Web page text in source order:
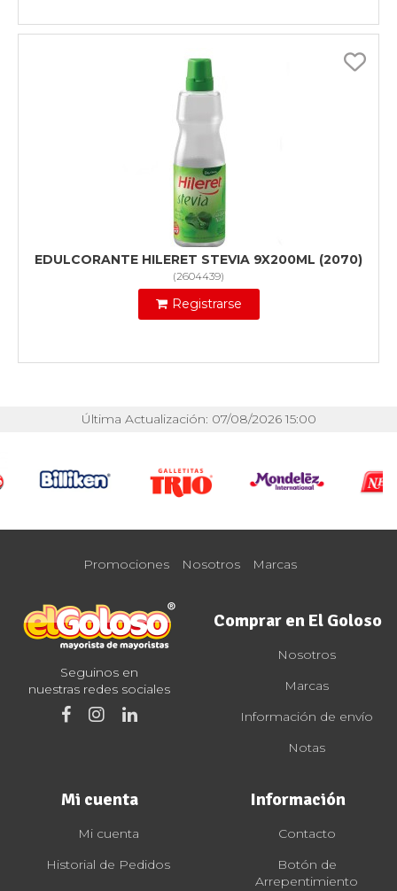
EDULCORANTE HILERET STEVIA 9X200ML (2070)
(2604439)
Registrarse
Última Actualización: 07/08/2026 15:00
Promociones Nosotros Marcas
Seguinos en
nuestras redes sociales
Comprar en El Goloso
Nosotros
Marcas
Información de envío
Notas
Mi cuenta
Mi cuenta
Historial de Pedidos
Información
Contacto
Botón de
Arrepentimiento